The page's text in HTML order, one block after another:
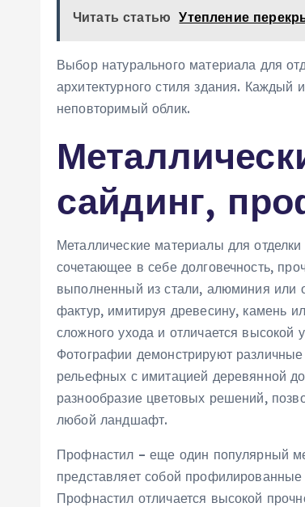
Читать статью Утепление
Выбор натурального материала для
архитектурного стиля здания. Каждый
неповторимый облик.
сайдинг,
Металлические материалы для
сочетающее в себе долговечность,
выполненный из стали, алюминия или
фактур, имитируя древесину, камень
сложного ухода и отличается высокой
Фотографии демонстрируют различные
рельефных с имитацией деревянной
разнообразие цветовых решений,
любой ландшафт.
Профнастил – еще один популярный
представляет собой
Профнастил отличается высокой